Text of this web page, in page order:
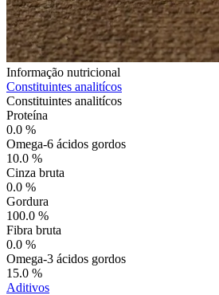
Informação nutricional
Constituintes analitícos
Constituintes analitícos
Proteína
0.0 %
Omega-6 ácidos gordos
10.0 %
Cinza bruta
0.0 %
Gordura
100.0 %
Fibra bruta
0.0 %
Omega-3 ácidos gordos
15.0 %
Aditivos